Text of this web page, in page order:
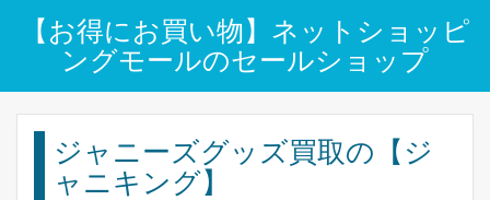
【お得にお買い物】ネットショッピ
ングモールのセールショップ
ジャニーズグッズ買取の【ジ
ャニキング】